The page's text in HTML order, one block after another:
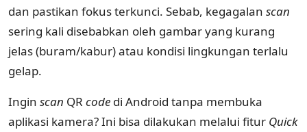
dan pastikan fokus terkunci. Sebab, kegagalan scan
sering kali disebabkan oleh gambar yang kurang
jelas (buram/kabur) atau kondisi lingkungan terlalu
gelap.
Ingin scan QR code di Android tanpa membuka
aplikasi kamera? Ini bisa dilakukan melalui fitur Quick